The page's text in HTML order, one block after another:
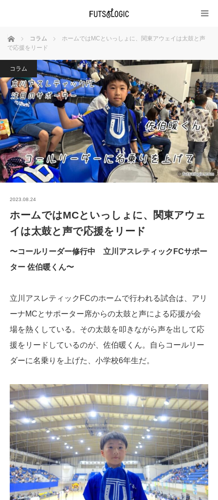
ホーム コラム
ホームではMCといっしょに、関東アウェイは太鼓と声
で応援をリード
コラム
2023.08.24
ホームではMCといっしょに、関東アウェ
イは太鼓と声で応援をリード
〜コールリーダー修行中 立川アスレティックFCサポー
ター 佐伯暖くん〜
立川アスレティックFCのホームで行われる試合は、アリ
ーナMCとサポーター席からの太鼓と声による応援が会
場を熱くしている。その太鼓を叩きながら声を出して応
援をリードしているのが、佐伯暖くん。自らコールリー
ダーに名乗りを上げた、小学校6年生だ。